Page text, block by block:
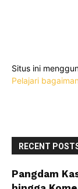
Situs ini
Pelajari
RECENT
Pangdam